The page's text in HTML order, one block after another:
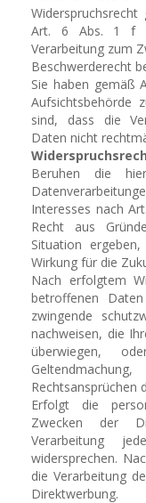
Art. 6 Abs. 1 f
Verarbeitung zum
Beschwerderecht
Sie haben gemäß
Aufsichtsbehörde
sind, dass die
Daten nicht
Beruhen die hier
Interesses nach
Recht aus
Situation
Wirkung für die
Nach erfolgtem
betroffenen
zwingende
nachweisen, die
überwiegen,
Rechtsansprüchen
Erfolgt die
Zwecken der
Verarbeitung
widersprechen.
die Verarbeitung
Direktwerbung.